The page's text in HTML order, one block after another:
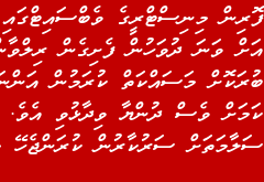
ފޮރިން މިނިސްޓްރީގެ
އަށް ވަނަ ދުވަހުން ފެށިގެން
ބުރަކޮށް މަސައްކަތް ކުރަމުން
ކަމަށް ވެސް ދުންޔާ ވިދާޅުވި އެވެ.
ސަލާމަތަށް ސަރުކާރުން ކުރަންޖެހޭ